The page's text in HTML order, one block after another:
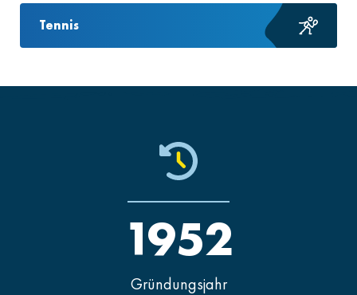
Tennis
Gründungsjahr
1952